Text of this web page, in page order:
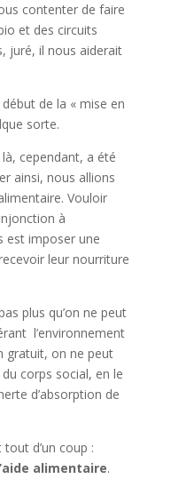
contenter de faire
et des circuits
juré, il nous aiderait
de la « mise en
sorte.
cependant, a été
ainsi, nous allions
Vouloir
à
est imposer une
leur nourriture
plus qu’on ne peut
l’environnement
gratuit, on ne peut
corps social, en le
d’absorption de
d’un coup :
alimentaire.